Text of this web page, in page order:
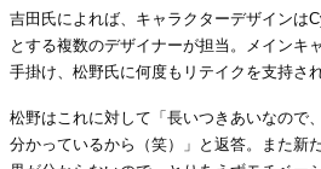
吉田氏によれば、キャラクターデザインは
とする複数のデザイナーが担当。メインキ
手掛け、松野氏に何度もリテイクを支持さ
松野はこれに対して「長いつきあいなので
分かっているから（笑）」と返答。また新